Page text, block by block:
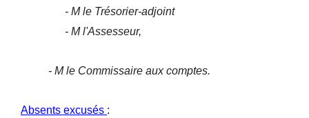
- M le Trésorier-adjoint
- M l'Assesseur,
- M le Commissaire aux comptes.
Absents excusés :